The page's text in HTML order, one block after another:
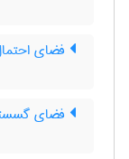
فضای
فضای